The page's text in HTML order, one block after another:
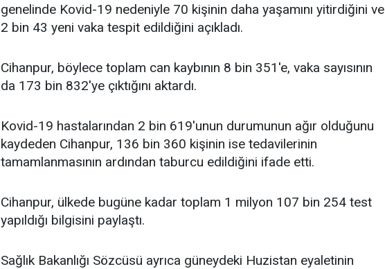
genelinde Kovid-19 nedeniyle 70 kişinin daha yaşamını yitirdiğini ve
2 bin 43 yeni vaka tespit edildiğini açıkladı.
Cihanpur, böylece toplam can kaybının 8 bin 351'e, vaka sayısının
da 173 bin 832'ye çıktığını aktardı.
Kovid-19 hastalarından 2 bin 619'unun durumunun ağır olduğunu
kaydeden Cihanpur, 136 bin 360 kişinin ise tedavilerinin
tamamlanmasının ardından taburcu edildiğini ifade etti.
Cihanpur, ülkede bugüne kadar toplam 1 milyon 107 bin 254 test
yapıldığı bilgisini paylaştı.
Sağlık Bakanlığı Sözcüsü ayrıca güneydeki Huzistan eyaletinin